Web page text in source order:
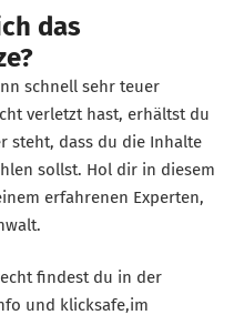
das
schnell sehr teuer
verletzt hast, erhältst du
steht, dass du die Inhalte
sollst. Hol dir in diesem
erfahrenen Experten,
findest du in der
und klicksafe,im